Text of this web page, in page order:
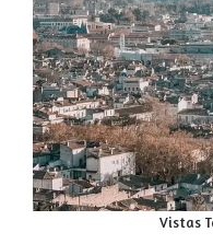
Vistas